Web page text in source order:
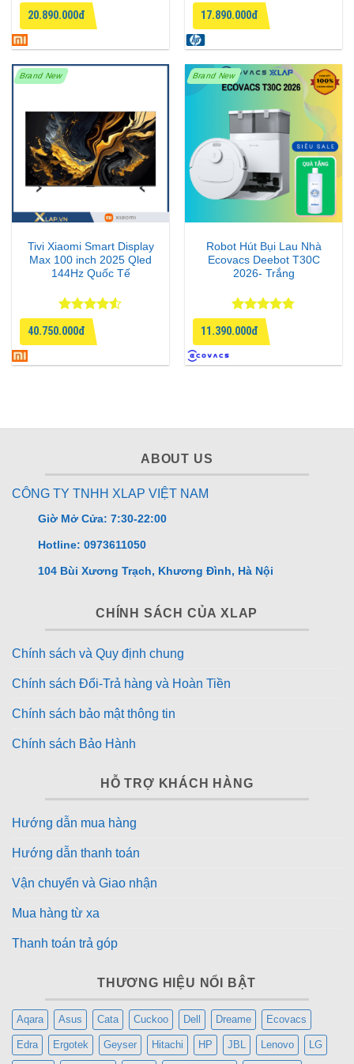
Động cơ DD – Êm ái, bền bỉ
90° giúp hạn chế nhăn, xoắn rối quần áo.
Hệ thống chống rung – Giảm tiếng ồn tối đa
cách âm 7 lớp, giúp máy hoạt động êm ái ngay cả khi
vắt ở tốc độ cao. Bạn có thể giặt đồ vào ban đêm mà
Được xếp
hạng
55
sao
20.890.000đ
Được xếp
hạng
4.75
5 sao
17.890.000đ
Brand New
Tivi Xiaomi Smart Display
Max 100 inch 2025 Qled
144Hz Quốc Tế
Được xếp
hạng
4.5
5 sao
40.750.000đ
Brand New
Robot Hút Bụi Lau Nhà
Ecovacs Deebot T30C
2026- Trắng
Được xếp
hạng
4.75
5 sao
11.390.000đ
ABOUT US
CÔNG TY TNHH XLAP VIỆT NAM
Giờ Mở Cửa: 7:30-22:00
Hotline: 0973611050
104 Bùi Xương Trạch, Khương Đình, Hà Nội
CHÍNH SÁCH CỦA XLAP
Chính sách và Quy định chung
Chính sách Đổi-Trả hàng và Hoàn Tiền
Chính sách bảo mật thông tin
Chính sách Bảo Hành
HỖ TRỢ KHÁCH HÀNG
Hướng dẫn mua hàng
Hướng dẫn thanh toán
Vận chuyển và Giao nhận
Mua hàng từ xa
Thanh toán trả góp
THƯƠNG HIỆU NỔI BẬT
Aqara Asus Cata Cuckoo Dell Dreame Ecovacs
Edra Ergotek Geyser Hitachi HP JBL Lenovo LG